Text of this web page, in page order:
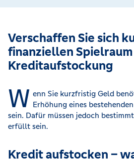
Verschaffen Sie sich
finanziellen
Kreditaufstockung
W enn Sie kurzfristig Geld
Erhöhung eines
sein. Dafür müssen jedoch
erfüllt sein.
Kredit aufstocken –